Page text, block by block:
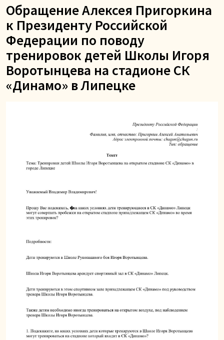
Обращение Алексея Пригоркина
к Президенту Российской
Федерации по поводу
тренировок детей Школы Игоря
Воротынцева на стадионе СК
«Динамо» в Липецке